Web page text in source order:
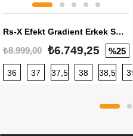
Rs-X Efekt Gradient Erkek Sneaker
₺8.999,00 ₺6.749,25 %25
36 37 37,5 38 38,5 39